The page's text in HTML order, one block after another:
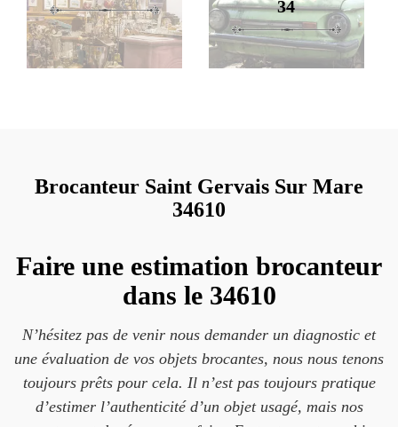
34
Brocanteur Saint Gervais Sur Mare
34610
Faire une estimation brocanteur
dans le 34610
N’hésitez pas de venir nous demander un diagnostic et
une évaluation de vos objets brocantes, nous nous tenons
toujours prêts pour cela. Il n’est pas toujours pratique
d’estimer l’authenticité d’un objet usagé, mais nos